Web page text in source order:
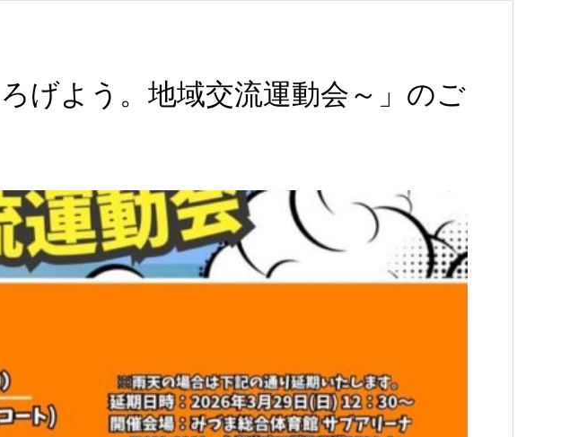
げよう。地域交流運動会～」のご